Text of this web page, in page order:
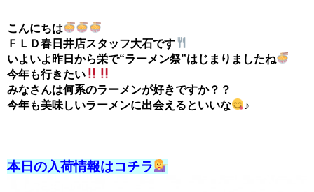
こんにちは
ＦＬＤ春日井店スタッフ大石です
いよいよ昨日から栄で“ラーメン祭”はじまりましたね
今年も行きたい
みなさんは何系のラーメンが好きですか？？
今年も美味しいラーメンに出会えるといいな
♪
本日の入荷情報はコチラ